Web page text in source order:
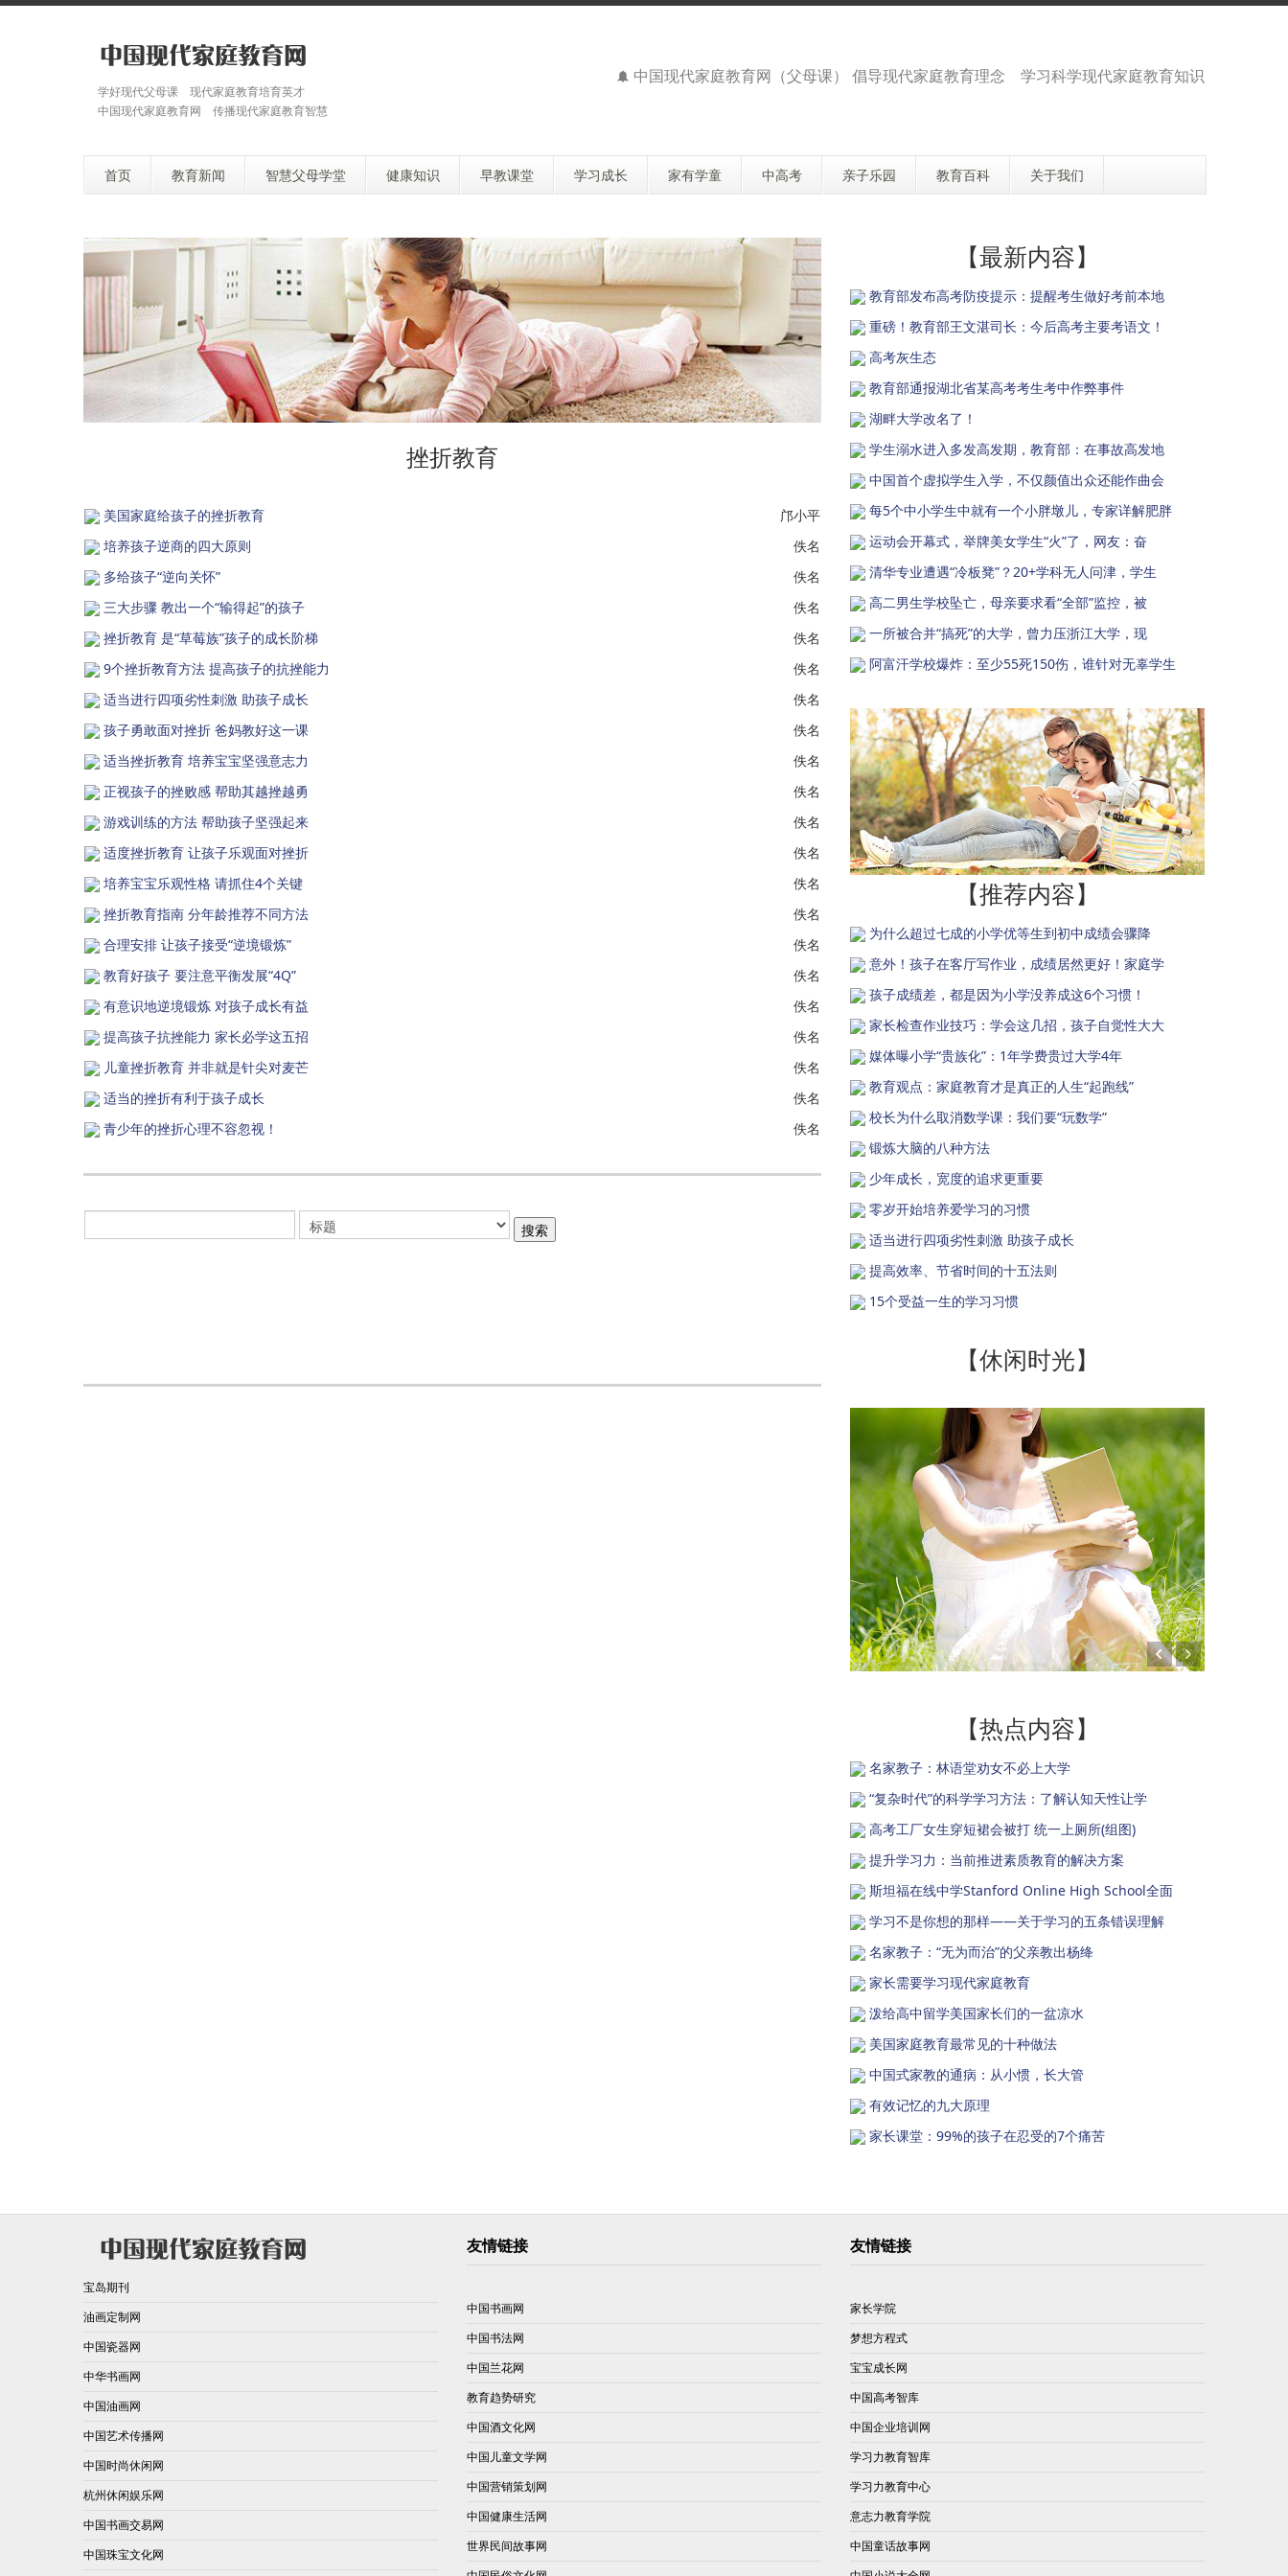
学好现代父母课 现代家庭教育培育英才
中国现代家庭教育网 传播现代家庭教育智慧
中国现代家庭教育网（父母课） 倡导现代家庭教育理念 学习科学现代家庭教育知识
首页 教育新闻 智慧父母学堂 健康知识 早教课堂 学习成长 家有学童 中高考 亲子乐园 教育百科 关于我们
挫折教育
美国家庭给孩子的挫折教育
邝小平
培养孩子逆商的四大原则
佚名
多给孩子“逆向关怀”
佚名
三大步骤 教出一个“输得起”的孩子
佚名
挫折教育 是“草莓族”孩子的成长阶梯
佚名
9个挫折教育方法 提高孩子的抗挫能力
佚名
适当进行四项劣性刺激 助孩子成长
佚名
孩子勇敢面对挫折 爸妈教好这一课
佚名
适当挫折教育 培养宝宝坚强意志力
佚名
正视孩子的挫败感 帮助其越挫越勇
佚名
游戏训练的方法 帮助孩子坚强起来
佚名
适度挫折教育 让孩子乐观面对挫折
佚名
培养宝宝乐观性格 请抓住4个关键
佚名
挫折教育指南 分年龄推荐不同方法
佚名
合理安排 让孩子接受“逆境锻炼”
佚名
教育好孩子 要注意平衡发展“4Q”
佚名
有意识地逆境锻炼 对孩子成长有益
佚名
提高孩子抗挫能力 家长必学这五招
佚名
儿童挫折教育 并非就是针尖对麦芒
佚名
适当的挫折有利于孩子成长
佚名
青少年的挫折心理不容忽视！
佚名
【最新内容】
教育部发布高考防疫提示：提醒考生做好考前本地
重磅！教育部王文湛司长：今后高考主要考语文！
高考灰生态
教育部通报湖北省某高考考生考中作弊事件
湖畔大学改名了！
学生溺水进入多发高发期，教育部：在事故高发地
中国首个虚拟学生入学，不仅颜值出众还能作曲会
每5个中小学生中就有一个小胖墩儿，专家详解肥胖
运动会开幕式，举牌美女学生“火”了，网友：奋
清华专业遭遇“冷板凳”？20+学科无人问津，学生
高二男生学校坠亡，母亲要求看“全部”监控，被
一所被合并“搞死”的大学，曾力压浙江大学，现
阿富汗学校爆炸：至少55死150伤，谁针对无辜学生
【推荐内容】
为什么超过七成的小学优等生到初中成绩会骤降
意外！孩子在客厅写作业，成绩居然更好！家庭学
孩子成绩差，都是因为小学没养成这6个习惯！
家长检查作业技巧：学会这几招，孩子自觉性大大
媒体曝小学“贵族化”：1年学费贵过大学4年
教育观点：家庭教育才是真正的人生“起跑线”
校长为什么取消数学课：我们要“玩数学”
锻炼大脑的八种方法
少年成长，宽度的追求更重要
零岁开始培养爱学习的习惯
适当进行四项劣性刺激 助孩子成长
提高效率、节省时间的十五法则
15个受益一生的学习习惯
【休闲时光】
【热点内容】
名家教子：林语堂劝女不必上大学
“复杂时代”的科学学习方法：了解认知天性让学
高考工厂女生穿短裙会被打 统一上厕所(组图)
提升学习力：当前推进素质教育的解决方案
斯坦福在线中学Stanford Online High School全面
学习不是你想的那样——关于学习的五条错误理解
名家教子：“无为而治”的父亲教出杨绛
家长需要学习现代家庭教育
泼给高中留学美国家长们的一盆凉水
美国家庭教育最常见的十种做法
中国式家教的通病：从小惯，长大管
有效记忆的九大原理
家长课堂：99%的孩子在忍受的7个痛苦
宝岛期刊
油画定制网
中国瓷器网
中华书画网
中国油画网
中国艺术传播网
中国时尚休闲网
杭州休闲娱乐网
中国书画交易网
中国珠宝文化网
友情链接
中国书画网
中国书法网
中国兰花网
教育趋势研究
中国酒文化网
中国儿童文学网
中国营销策划网
中国健康生活网
世界民间故事网
友情链接
家长学院
梦想方程式
宝宝成长网
中国高考智库
中国企业培训网
学习力教育智库
学习力教育中心
意志力教育学院
中国童话故事网